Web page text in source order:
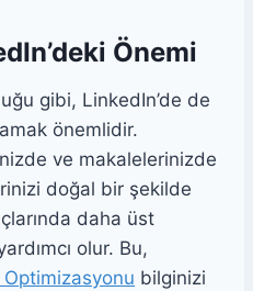
Önemi
gibi, LinkedIn’de de
önemlidir.
ve makalelerinizde
doğal bir şekilde
daha üst
olur. Bu,
bilginizi